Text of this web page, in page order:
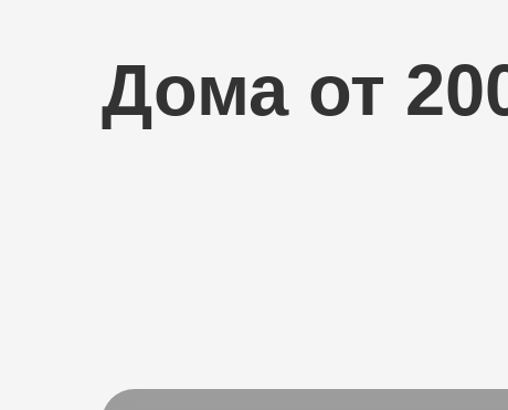
Дома от